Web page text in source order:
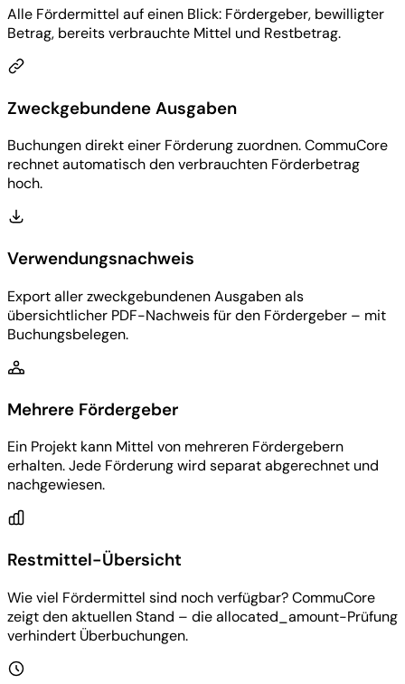
Alle Fördermittel auf einen Blick: Fördergeber, bewilligter
Betrag, bereits verbrauchte Mittel und Restbetrag.
Zweckgebundene Ausgaben
Buchungen direkt einer Förderung zuordnen. CommuCore
rechnet automatisch den verbrauchten Förderbetrag
hoch.
Verwendungsnachweis
Export aller zweckgebundenen Ausgaben als
übersichtlicher PDF-Nachweis für den Fördergeber – mit
Buchungsbelegen.
Mehrere Fördergeber
Ein Projekt kann Mittel von mehreren Fördergebern
erhalten. Jede Förderung wird separat abgerechnet und
nachgewiesen.
Restmittel-Übersicht
Wie viel Fördermittel sind noch verfügbar? CommuCore
zeigt den aktuellen Stand – die allocated_amount-Prüfung
verhindert Überbuchungen.